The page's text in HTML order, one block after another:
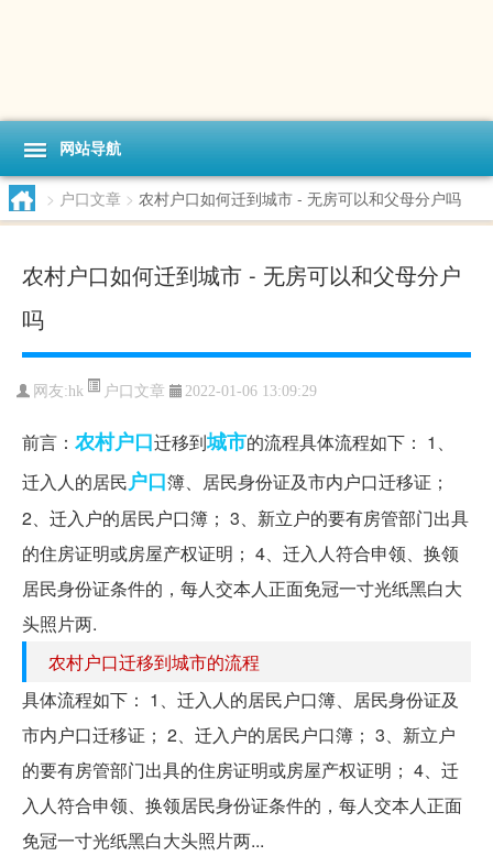
网站导航
> 户口文章 > 农村户口如何迁到城市 - 无房可以和父母分户吗
农村户口如何迁到城市 - 无房可以和父母分户
吗
网友:hk 户口文章 2022-01-06 13:09:29
前言： 农村户口迁移到城市的流程具体流程如下： 1、
迁入人的居民户口簿、居民身份证及市内户口迁移证；
2、迁入户的居民户口簿； 3、新立户的要有房管部门出具
的住房证明或房屋产权证明； 4、迁入人符合申领、换领
居民身份证条件的，每人交本人正面免冠一寸光纸黑白大
头照片两.
农村户口迁移到城市的流程
具体流程如下： 1、迁入人的居民户口簿、居民身份证及
市内户口迁移证； 2、迁入户的居民户口簿； 3、新立户
的要有房管部门出具的住房证明或房屋产权证明； 4、迁
入人符合申领、换领居民身份证条件的，每人交本人正面
免冠一寸光纸黑白大头照片两...